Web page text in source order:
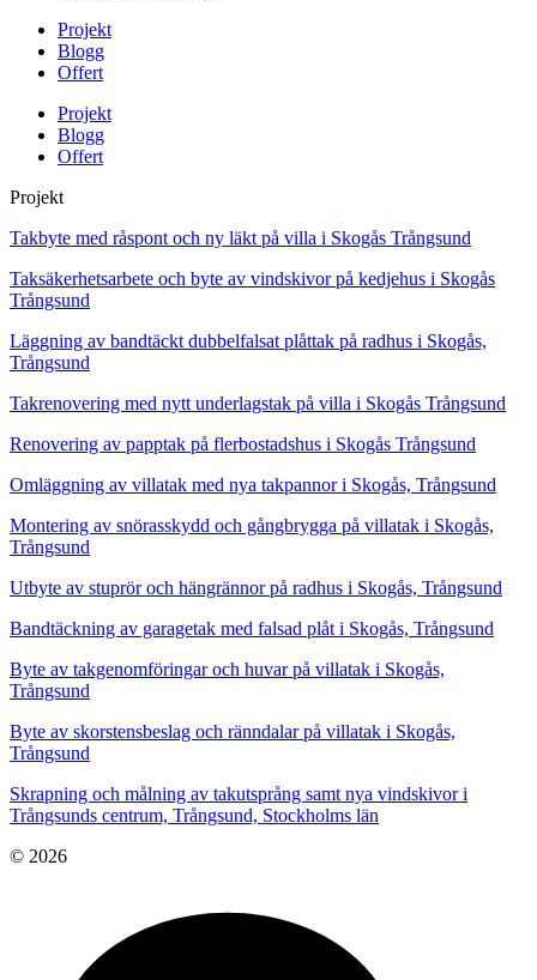
Projekt
Blogg
Offert
Projekt
Blogg
Offert
Projekt
Takbyte med råspont och ny läkt på villa i Skogås Trångsund
Taksäkerhetsarbete och byte av vindskivor på kedjehus i Skogås
Trångsund
Läggning av bandtäckt dubbelfalsat plåttak på radhus i Skogås,
Trångsund
Takrenovering med nytt underlagstak på villa i Skogås Trångsund
Renovering av papptak på flerbostadshus i Skogås Trångsund
Omläggning av villatak med nya takpannor i Skogås, Trångsund
Montering av snörasskydd och gångbrygga på villatak i Skogås,
Trångsund
Utbyte av stuprör och hängrännor på radhus i Skogås, Trångsund
Bandtäckning av garagetak med falsad plåt i Skogås, Trångsund
Byte av takgenomföringar och huvar på villatak i Skogås,
Trångsund
Byte av skorstensbeslag och ränndalar på villatak i Skogås,
Trångsund
Skrapning och målning av takutsprång samt nya vindskivor i
Trångsunds centrum, Trångsund, Stockholms län
© 2026